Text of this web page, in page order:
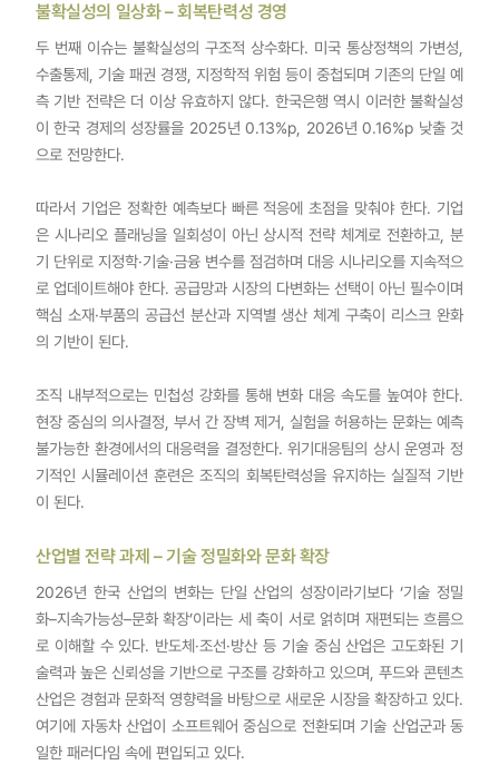
불확실성의 일상화 – 회복탄력성 경영
두 번째 이슈는 불확실성의 구조적 상수화다. 미국 통상정책의 가변성,
수출통제, 기술 패권 경쟁, 지정학적 위험 등이 중첩되며 기존의 단일 예
측 기반 전략은 더 이상 유효하지 않다. 한국은행 역시 이러한 불확실성
이 한국 경제의 성장률을 2025년 0.13%p, 2026년 0.16%p 낮출 것
으로 전망한다.
따라서 기업은 정확한 예측보다 빠른 적응에 초점을 맞춰야 한다. 기업
은 시나리오 플래닝을 일회성이 아닌 상시적 전략 체계로 전환하고, 분
기 단위로 지정학·기술·금융 변수를 점검하며 대응 시나리오를 지속적으
로 업데이트해야 한다. 공급망과 시장의 다변화는 선택이 아닌 필수이며
핵심 소재·부품의 공급선 분산과 지역별 생산 체계 구축이 리스크 완화
의 기반이 된다.
조직 내부적으로는 민첩성 강화를 통해 변화 대응 속도를 높여야 한다.
현장 중심의 의사결정, 부서 간 장벽 제거, 실험을 허용하는 문화는 예측
불가능한 환경에서의 대응력을 결정한다. 위기대응팀의 상시 운영과 정
기적인 시뮬레이션 훈련은 조직의 회복탄력성을 유지하는 실질적 기반
이 된다.
산업별 전략 과제 – 기술 정밀화와 문화 확장
2026년 한국 산업의 변화는 단일 산업의 성장이라기보다 ‘기술 정밀
화–지속가능성–문화 확장’이라는 세 축이 서로 얽히며 재편되는 흐름으
로 이해할 수 있다. 반도체·조선·방산 등 기술 중심 산업은 고도화된 기
술력과 높은 신뢰성을 기반으로 구조를 강화하고 있으며, 푸드와 콘텐츠
산업은 경험과 문화적 영향력을 바탕으로 새로운 시장을 확장하고 있다.
여기에 자동차 산업이 소프트웨어 중심으로 전환되며 기술 산업군과 동
일한 패러다임 속에 편입되고 있다.